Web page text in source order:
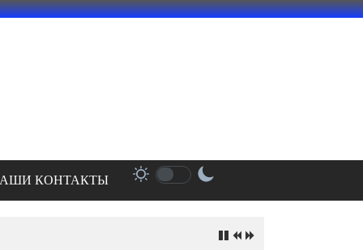
КОНТАКТЫ